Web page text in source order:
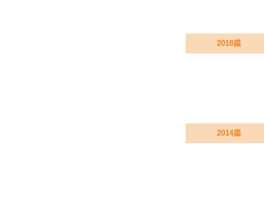
2018届
2014届